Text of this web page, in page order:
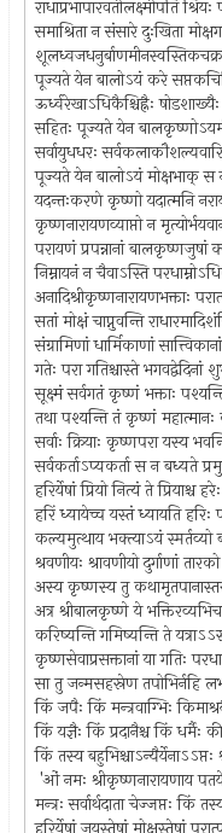
राधाप्रभापारवतीलक्ष्मीपतिं
समाश्रिता न संसारे दुःखिता
पूज्यते येन बालोऽयं करे
ऊर्ध्वरेखाऽधिकैश्चिह्नैः
सहितः पूज्यते येन
सर्वायुधधरः
पूज्यते येन बालोऽयं मोक्षभाक्
यदन्तःकरणे कृष्णो यदात्मनि
कृष्णनारायणव्याप्तो न
परायणं प्रपन्नानां बालकृष्णजुषां
निम्नायनं न चैवाऽस्ति
अनादिश्रीकृष्णनारायणभक्ताः
सतां मोक्षं चाप्नुवन्ति
संग्रामिणां धार्मिकाणां
गतेः परा गतिश्चास्ते भगवद्वेदिनां
सूक्ष्मं सर्वगतं कृष्णं भक्ताः
तथा पश्यन्ति तं कृष्णं
सर्वाः क्रियाः कृष्णपरा यस्य
सर्वकर्ताऽप्यकर्ता स न बध्यते
हरिर्येषां प्रियो नित्यं ते प्रियाश्च
हरिं ध्यायेच्च यस्तं ध्यायति हरिः
कल्यमुत्थाय भक्त्याऽयं
श्रवणीयः श्रावणीयो दुर्गाणां
अस्य कृष्णस्य तु
अत्र श्रीबालकृष्णे ये
करिष्यन्ति गमिष्यन्ति ते
कृष्णसेवाप्रसक्तानां या गतिः
सा तु जन्मसहस्रेण तपोभिर्नहि
किं जपैः किं मन्त्रवाग्भिः
किं यज्ञैः किं प्रदानैश्च किं धर्मैः
किं तस्य बहुभिश्चाऽन्यैर्येनाऽऽप्तः
'ओं नमः श्रीकृष्णनारायणाय
मन्त्रः सर्वार्थदाता चेज्जप्तः किं